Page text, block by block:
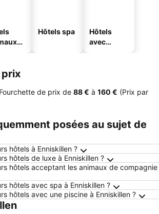
Hôtels spa
Hôtels
avec
Fourchette de prix de ‎88 € à ‎160 € (Prix par
posées au sujet de
hôtels à Enniskillen ?
hôtels de luxe à Enniskillen ?
hôtels acceptant les animaux de compagnie
hôtels avec spa à Enniskillen ?
hôtels avec une piscine à Enniskillen ?